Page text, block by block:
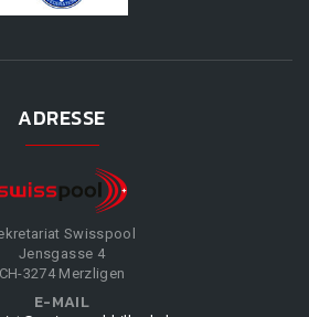
ADRESSE
Swisspool
Jensgasse 4
CH-3274 Merzligen
E-MAIL